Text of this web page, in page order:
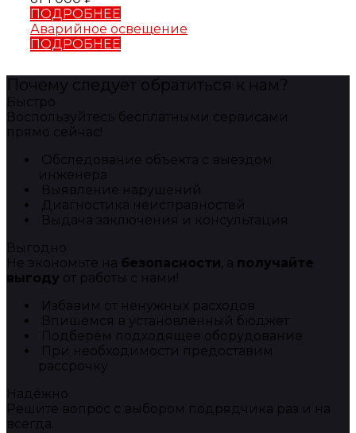
ПОДРОБНЕЕ
Аварийное освещение
ПОДРОБНЕЕ
Почему следует обратиться к нам?
Быстро
Воспользуйтесь бесплатными сервисами
прямо сейчас!
Обследование объекта с выездом
инженера
Выявление нарушений
Диагностика неисправностей
Выдача заключения и консультация
Выгодно
Не экономьте на безопасности, а получайте
выгоду от работы с нами!
Избавим от ненужных расходов
Впишемся в установленный бюджет
Подберём подходящее оборудование
При необходимости предоставим
рассрочку
Надёжно
Решите вопрос с выбором подрядчика раз и на
всегда.